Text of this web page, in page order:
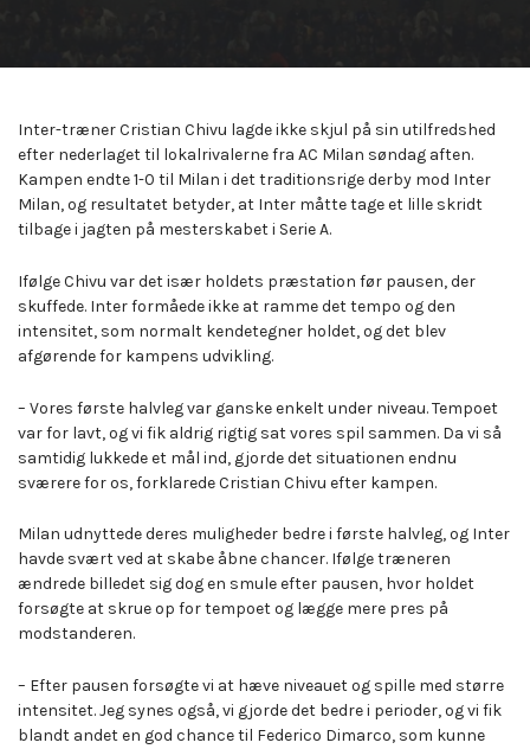
Inter-træner Cristian Chivu lagde ikke skjul på sin utilfredshed
efter nederlaget til lokalrivalerne fra AC Milan søndag aften.
Kampen endte 1-0 til Milan i det traditionsrige derby mod Inter
Milan, og resultatet betyder, at Inter måtte tage et lille skridt
tilbage i jagten på mesterskabet i Serie A.
Ifølge Chivu var det især holdets præstation før pausen, der
skuffede. Inter formåede ikke at ramme det tempo og den
intensitet, som normalt kendetegner holdet, og det blev
afgørende for kampens udvikling.
– Vores første halvleg var ganske enkelt under niveau. Tempoet
var for lavt, og vi fik aldrig rigtig sat vores spil sammen. Da vi så
samtidig lukkede et mål ind, gjorde det situationen endnu
sværere for os, forklarede Cristian Chivu efter kampen.
Milan udnyttede deres muligheder bedre i første halvleg, og Inter
havde svært ved at skabe åbne chancer. Ifølge træneren
ændrede billedet sig dog en smule efter pausen, hvor holdet
forsøgte at skrue op for tempoet og lægge mere pres på
modstanderen.
– Efter pausen forsøgte vi at hæve niveauet og spille med større
intensitet. Jeg synes også, vi gjorde det bedre i perioder, og vi fik
blandt andet en god chance til Federico Dimarco, som kunne